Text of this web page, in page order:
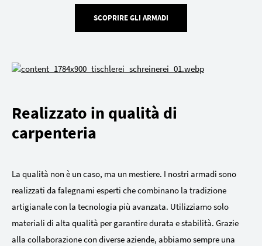
SCOPRIRE GLI ARMADI
Realizzato in qualità di
carpenteria
La qualità non è un caso, ma un mestiere. I nostri armadi sono
realizzati da falegnami esperti che combinano la tradizione
artigianale con la tecnologia più avanzata. Utilizziamo solo
materiali di alta qualità per garantire durata e stabilità. Grazie
alla collaborazione con diverse aziende, abbiamo sempre una